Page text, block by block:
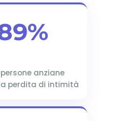
anziane
perdita di intimità